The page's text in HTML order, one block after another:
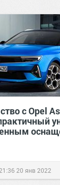
с Opel
20 янв 2022